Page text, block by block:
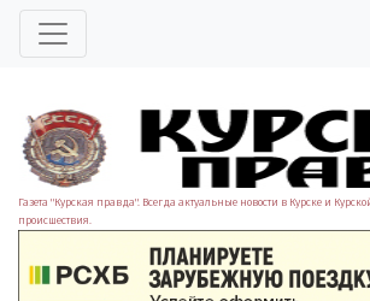
Газета "Курская правда". Всегда актуальные новости в Курске и
происшествия.